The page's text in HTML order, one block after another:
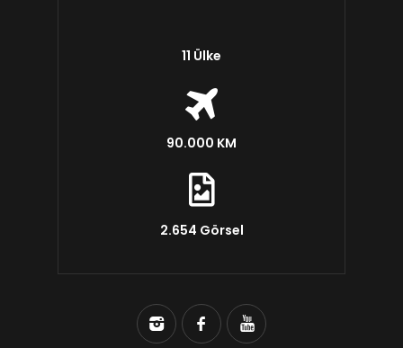
11 Ülke
90.000 KM
2.654 Görsel